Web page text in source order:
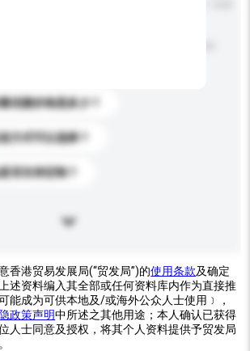
优惠价格是多少？
方式可以选择？
否支持定制？
香港贸易发展局(“贸发局”)的使用条款及确定
述资料编入其全部或任何资料库内作为直接推
能成为可供本地及/或海外公众人士使用﹞，
政策声明中所述之其他用途；本人确认已获得
人士同意及授权，将其个人资料提供予贸发局